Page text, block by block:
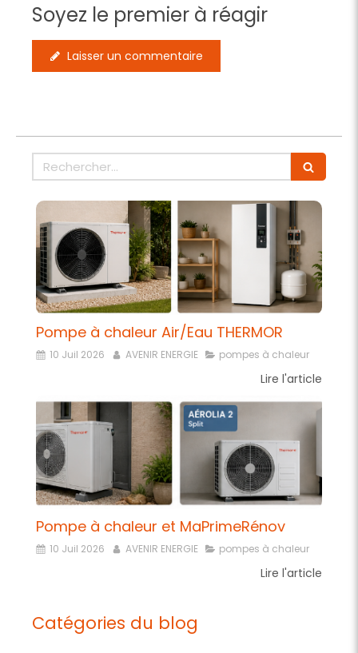
Soyez le premier à réagir
Laisser un commentaire
Rechercher
Pompe à chaleur Air/Eau THERMOR
10 Juil 2026 AVENIR ENERGIE pompes à chaleur
Lire l'article
Pompe à chaleur et MaPrimeRénov
10 Juil 2026 AVENIR ENERGIE pompes à chaleur
Lire l'article
Catégories du blog